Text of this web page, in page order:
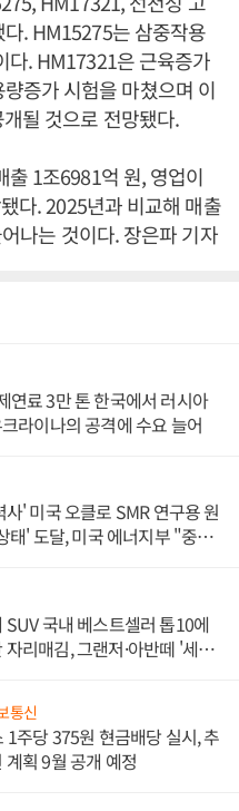
. HM15275는 삼중작용
다. HM17321은 근육증가
증가 시험을 마쳤으며 이
될 것으로 전망됐다.
1조6981억 원, 영업이
다. 2025년과 비교해 매출
나는 것이다. 장은파 기자
연료 3만 톤 한국에서 러시아
라이나의 공격에 수요 늘어
' 미국 오클로 SMR 연구용 원
태' 도달, 미국 에너지부 "중요
SUV 국내 베스트셀러 톱10에
리매김, 그랜저·아반떼 '세단
통신
1주당 375원 현금배당 실시, 추
계획 9월 공개 예정